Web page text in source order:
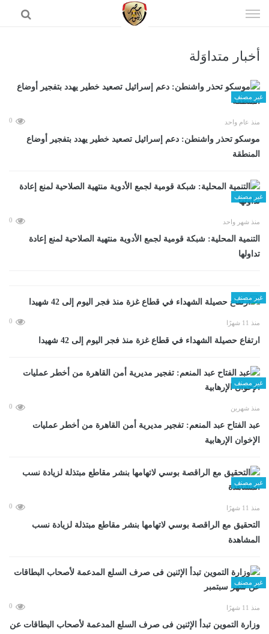
الى
أخبار متداوَلة
غير مصنف
منذ عام واحد 0
موسكو تحذر واشنطن: دعم إسرائيل تصعيد خطير يهدد بتفجير أوضاع
المنطقة
غير مصنف
منذ شهر واحد 0
التنمية المحلية: شبكة قومية لجمع الأدوية منتهية الصلاحية لمنع إعادة
تداولها
غير مصنف
منذ 11 شهرًا 0
ارتفاع حصيلة الشهداء في قطاع غزة منذ فجر اليوم إلى 42 شهيدا
غير مصنف
منذ شهرين 0
عبد الفتاح عبد المنعم: تفجير مديرية أمن القاهرة من أخطر عمليات
الإخوان الإرهابية
غير مصنف
منذ 11 شهرًا 0
التحقيق مع الراقصة بوسي لاتهامها بنشر مقاطع مبتذلة لزيادة نسب
المشاهدة
غير مصنف
منذ 11 شهرًا 0
وزارة التموين تبدأ الإثنين فى صرف السلع المدعمة لأصحاب البطاقات عن